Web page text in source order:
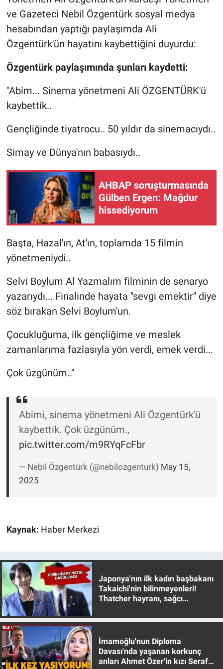
ve Gazeteci Nebil Özgentürk sosyal medya
hesabından yaptığı paylaşımda Ali
Özgentürk'ün hayatını kaybettiğini duyurdu:
Özgentürk paylaşımında şunları kaydetti:
"Abim... Sinema yönetmeni Ali ÖZGENTÜRK'ü
kaybettik..
Gençliğinde tiyatrocu.. 50 yıldır da sinemacıydı..
Simay ve Dünya'nın babasıydı..
AHBAP soruşturmasında
Gülben Ergen: Mağdur
hissediyorum
Başta, Hazal'ın, At'ın, toplamda 15 filmin
yönetmeniydi..
Selvi Boylum Al Yazmalım filminin de senaryo
yazarıydı... Finalinde hayata "sevgi emektir" diye
söz bırakan Selvi Boylum'un.
Çocukluğuma, ilk gençliğime ve meslek
zamanlarıma fazlasıyla yön verdi, emek verdi...
Çok üzgünüm.."
Abimi, sinema yönetmeni Ali Özgentürk'ü
kaybettik. Çok üzgünüm.,
pic.twitter.com/m9RYqFcFbr
— Nebil Özgentürk (@nebilozgenturk) May 15,
2025
Kaynak: Haber Merkezi
Japonya'nın ilk kadın başbakanı
Takaichi'nin bilinmeyenleri!
Thatcher hayranı, sağcı
İmamoğlu'nun Diploma
Davası'nda yaşanan korkunç
anları Ahmet Özer'in kızı Seraf
Gündem Özel
Günün görüntüsü
Haber
İlan
Kimdir
Koronavirüs
Kültür Sanat
Ne demişti
Nedir
Popüler
Programlar
Sağlık
Spor
Teknoloji
Türkiye'nin Geleceği
Türkiye'nin Gündemi
Yerel Gündem
Canlı Yayın